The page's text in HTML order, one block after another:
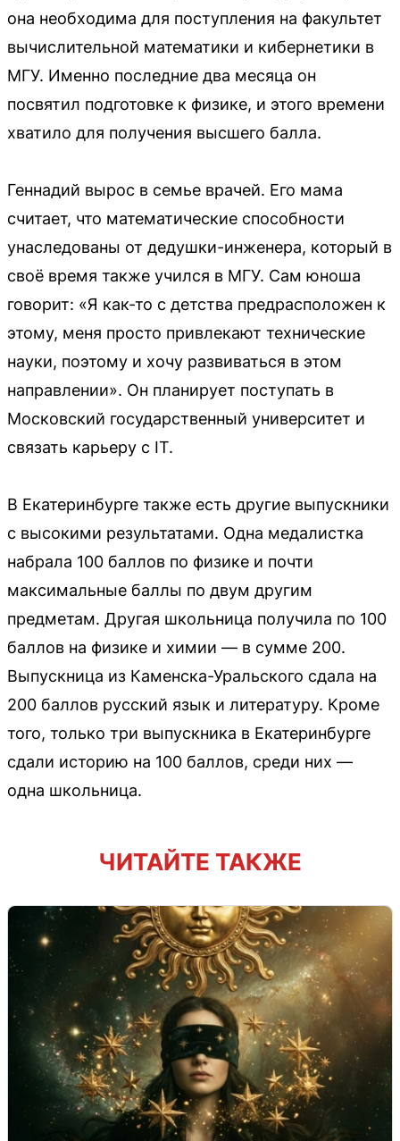
она необходима для поступления на факультет
вычислительной математики и кибернетики в
МГУ. Именно последние два месяца он
посвятил подготовке к физике, и этого времени
хватило для получения высшего балла.
Геннадий вырос в семье врачей. Его мама
считает, что математические способности
унаследованы от дедушки-инженера, который в
своё время также учился в МГУ. Сам юноша
говорит: «Я как-то с детства предрасположен к
этому, меня просто привлекают технические
науки, поэтому и хочу развиваться в этом
направлении». Он планирует поступать в
Московский государственный университет и
связать карьеру с IT.
В Екатеринбурге также есть другие выпускники
с высокими результатами. Одна медалистка
набрала 100 баллов по физике и почти
максимальные баллы по двум другим
предметам. Другая школьница получила по 100
баллов на физике и химии — в сумме 200.
Выпускница из Каменска-Уральского сдала на
200 баллов русский язык и литературу. Кроме
того, только три выпускника в Екатеринбурге
сдали историю на 100 баллов, среди них —
одна школьница.
ЧИТАЙТЕ ТАКЖЕ